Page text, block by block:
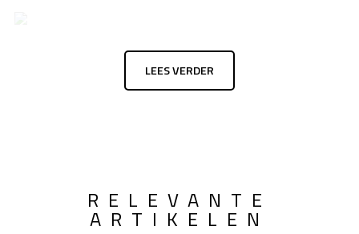
LEES VERDER
RELEVANTE
ARTIKELEN